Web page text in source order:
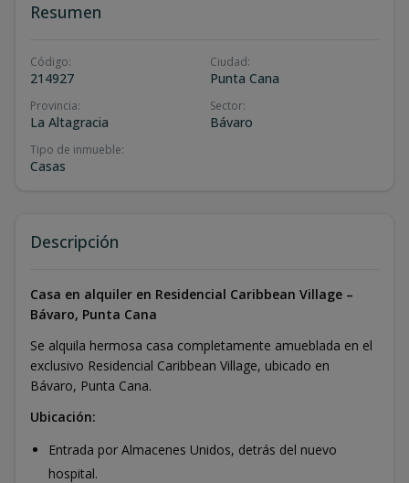
Resumen
Código:
214927
Ciudad:
Punta Cana
Provincia:
La Altagracia
Sector:
Bávaro
Tipo de inmueble:
Casas
Descripción
Casa en alquiler en Residencial Caribbean Village –
Bávaro, Punta Cana
Se alquila hermosa casa completamente amueblada en el
exclusivo Residencial Caribbean Village, ubicado en
Bávaro, Punta Cana.
Ubicación:
Entrada por Almacenes Unidos, detrás del nuevo
hospital.